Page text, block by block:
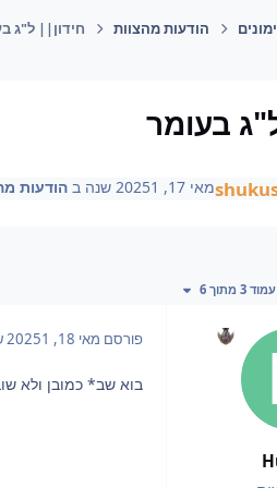
הודעות מהצוות חידון|| ל"ג
בעומר
מאי 17, 2025 1 שנה ב הודעות
אחרוןעמוד 3 מתוך 6
פורסם מאי 18, 2025 1 שנה
בוא שב* כמובן ולא